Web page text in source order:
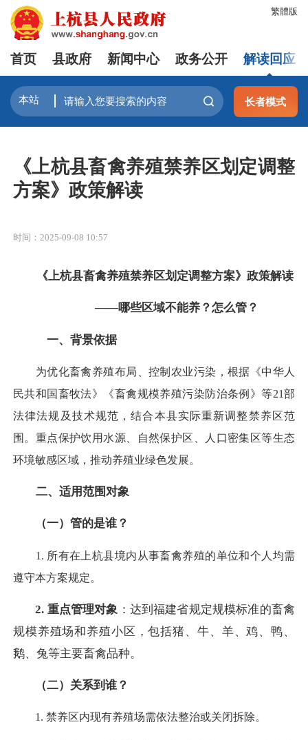
繁體版
首页 县政府 新闻中心 政务公开 解读回应
长者模式
《上杭县畜禽养殖禁养区划定调整
方案》政策解读
时间：2025-09-08 10:57
《上杭县畜禽养殖禁养区划定调整方案》政策解读
——哪些区域不能养？怎么管？
一、背景依据
为优化畜禽养殖布局、控制农业污染，根据《中华人
民共和国畜牧法》《畜禽规模养殖污染防治条例》等21部
法律法规及技术规范，结合本县实际重新调整禁养区范
围。重点保护饮用水源、自然保护区、人口密集区等生态
环境敏感区域，推动养殖业绿色发展。
二、适用范围对象
（一）管的是谁？
1. 所有在上杭县境内从事畜禽养殖的单位和个人均需
遵守本方案规定。
2. 重点管理对象 ：达到福建省规定规模标准的畜禽
规模养殖场和养殖小区，包括猪、牛、羊、鸡、鸭、
鹅、兔等主要畜禽品种。
（二）关系到谁？
1. 禁养区内现有养殖场需依法整治或关闭拆除。